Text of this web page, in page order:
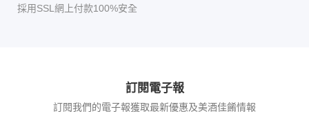
採用SSL網上付款100%安全
訂閱電子報
訂閱我們的電子報獲取最新優惠及美酒佳餚情報